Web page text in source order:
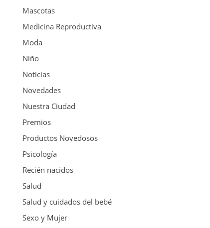
Mascotas
Medicina Reproductiva
Moda
Niño
Noticias
Novedades
Nuestra Ciudad
Premios
Productos Novedosos
Psicología
Recién nacidos
Salud
Salud y cuidados del bebé
Sexo y Mujer